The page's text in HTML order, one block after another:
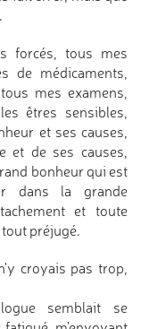
forcés, tous mes
de médicaments,
mes examens,
êtres sensibles,
et ses causes,
et de ses causes,
bonheur qui est
dans la grande
et toute
préjugé.
croyais pas trop,
semblait se